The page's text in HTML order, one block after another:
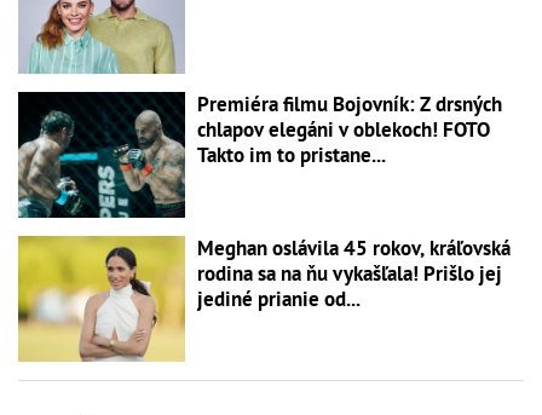
Premiéra filmu Bojovník: Z drsných
chlapov elegáni v oblekoch! FOTO
Takto im to pristane...
Meghan oslávila 45 rokov, kráľovská
rodina sa na ňu vykašľala! Prišlo jej
jediné prianie od...